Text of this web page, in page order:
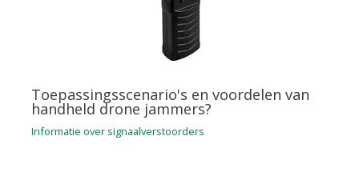
Toepassingsscenario's en voordelen van
handheld drone jammers?
Informatie over signaalverstoorders